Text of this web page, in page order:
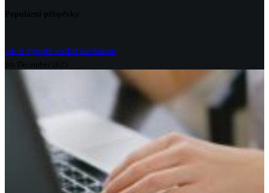
Populární příspěvky
Jak si vytvořit osobní kurikulum
9th December 2025